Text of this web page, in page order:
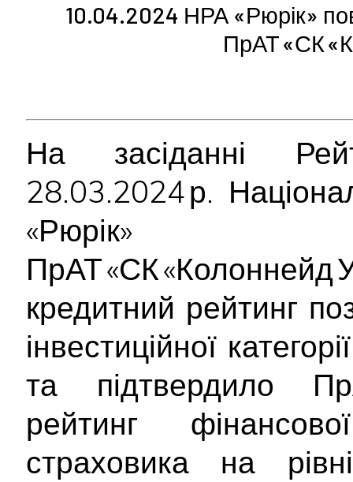
10.04.2024 НРА «Рюрік»
ПрАТ «СК
На засіданні
28.03.2024 р.
«Рюрік»
ПрАТ «СК
кредитний рейтинг
інвестиційної
та підтвердило
рейтинг
страховика на